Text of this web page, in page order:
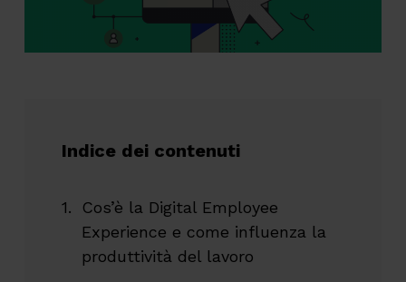
Indice dei contenuti
Cos’è la Digital Employee
Experience e come influenza la
produttività del lavoro